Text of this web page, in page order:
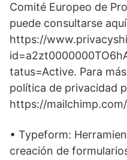
Comité Europeo de
puede consultarse aquí
https://
tatus=Active. Para
política de privacidad
https://
• Typeform:
creación de